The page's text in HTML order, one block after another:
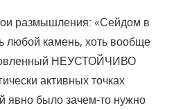
размышления: «Сейдом в
любой камень, хоть вообще
НЕУСТОЙЧИВО
активных точках
явно было зачем-то нужно